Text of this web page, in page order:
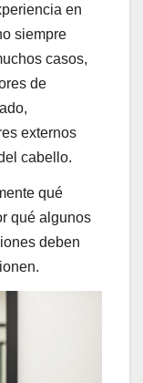
en
siempre
casos,
de
externos
cabello.
qué
qué algunos
deben